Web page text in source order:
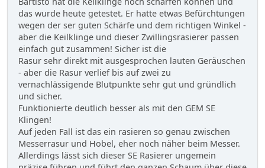
das wurde heute getestet. Er hatte etwas Befürchtungen
wegen der ser guten Schärfe und dem richtigen Winkel -
aber die Keilklinge und dieser Zwillingsrasierer passen
einfach gut zusammen! Sicher ist die
Rasur sehr direkt mit ausgesprochen lauten Geräuschen
- aber die Rasur verlief bis auf zwei zu
vernachlässigende Blutpunkte sehr gut und gründlich
und sicher.
Funktionierte deutlich besser als mit den GEM SE
Klingen!
Auf jeden Fall ist das ein rasieren so genau zwischen
Messerrasur und Hobel, eher noch näher beim Messer.
Allerdings lässt sich dieser SE Rasierer ungemein